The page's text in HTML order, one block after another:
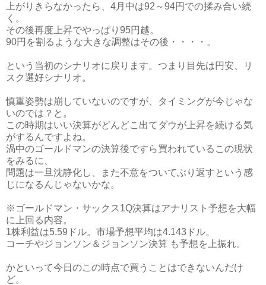
上がりきらなかったら、4月中は92～94円での揉み合い続
く。
その後再度上昇でやっぱり95円越。
90円を割るような大きな調整はその後・・・・。
という当初のシナリオに戻ります。つまり目先は円安、リ
スク選好シナリオ。
慎重姿勢は崩していないのですが、タイミングが今じゃな
いのでは？と。
この時期はいい決算がどんどこ出てダウが上昇を続ける気
がするんですよね。
渦中のゴールドマンの決算後ですら買われているこの現状
をみるに、
問題は一旦沈静化し、また不意をついてぶり返すという感
じになるんじゃないかな。
※ゴールドマン・サックス1Q決算はアナリスト予想を大幅
に上回る内容。
1株利益は5.59ドル。市場予想平均は4.143ドル。
コーチやジョンソン＆ジョンソン決算 も予想を上振れ。
かといって今日のこの時点で買うことはできないんだけ
ど。